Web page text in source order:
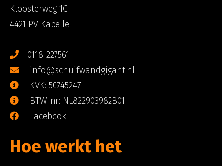
Kloosterweg 1C
4421 PV Kapelle
0118-227561
info@schuifwandgigant.nl
KVK: 50745247
BTW-nr: NL822903982B01
Facebook
Hoe werkt het